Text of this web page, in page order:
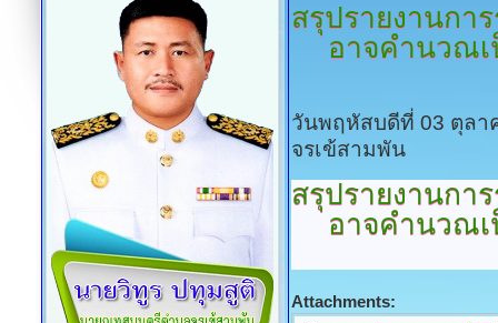
สรุปรายงานกา
อาจคำนวณเ
วันพฤหัสบดีที่ 03 ตุลา
จรเข้สามพัน
สรุปรายงานกา
อาจคำนวณเ
Attachments: